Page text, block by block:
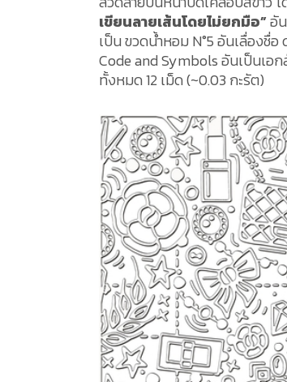
เขียนลายเส้นโดยไม่ยกมือ”อั
เป็น ขวดน้ำหอม N°5 อันเลื่องชื่
Code and Symbols อันเป็นเ
ทั้งหมด 12 เม็ด (~0.03 กะรัต)